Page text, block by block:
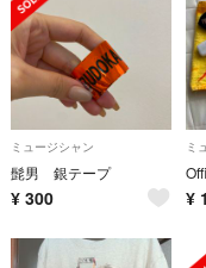
ミュージシャン
髭男 銀テープ
¥ 300
ミ
¥